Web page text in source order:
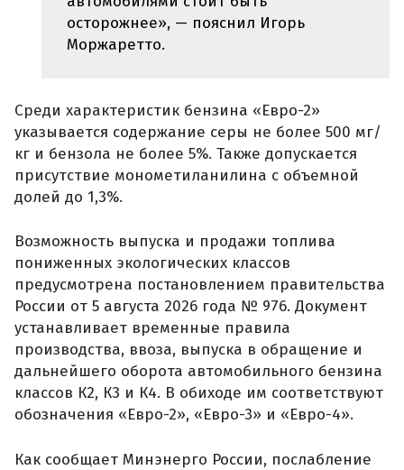
осторожнее», — пояснил Игорь
Моржаретто.
Среди характеристик бензина «Евро-2»
указывается содержание серы не более 500 мг/
кг и бензола не более 5%. Также допускается
присутствие монометиланилина с объемной
долей до 1,3%.
Возможность выпуска и продажи топлива
пониженных экологических классов
предусмотрена постановлением правительства
России от 5 августа 2026 года № 976. Документ
устанавливает временные правила
производства, ввоза, выпуска в обращение и
дальнейшего оборота автомобильного бензина
классов К2, К3 и К4. В обиходе им соответствуют
обозначения «Евро-2», «Евро-3» и «Евро-4».
Как сообщает Минэнерго России, послабление